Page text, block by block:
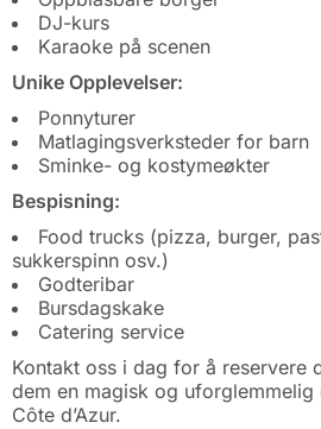
DJ-kurs
Karaoke på scenen
Unike Opplevelser:
Ponnyturer
Matlagingsverksteder for barn
Sminke- og kostymeøkter
Bespisning:
Food trucks (pizza, burger,
sukkerspinn osv.)
Godteribar
Bursdagskake
Catering service
Kontakt oss i dag for å reservere
dem en magisk og
Côte d’Azur.